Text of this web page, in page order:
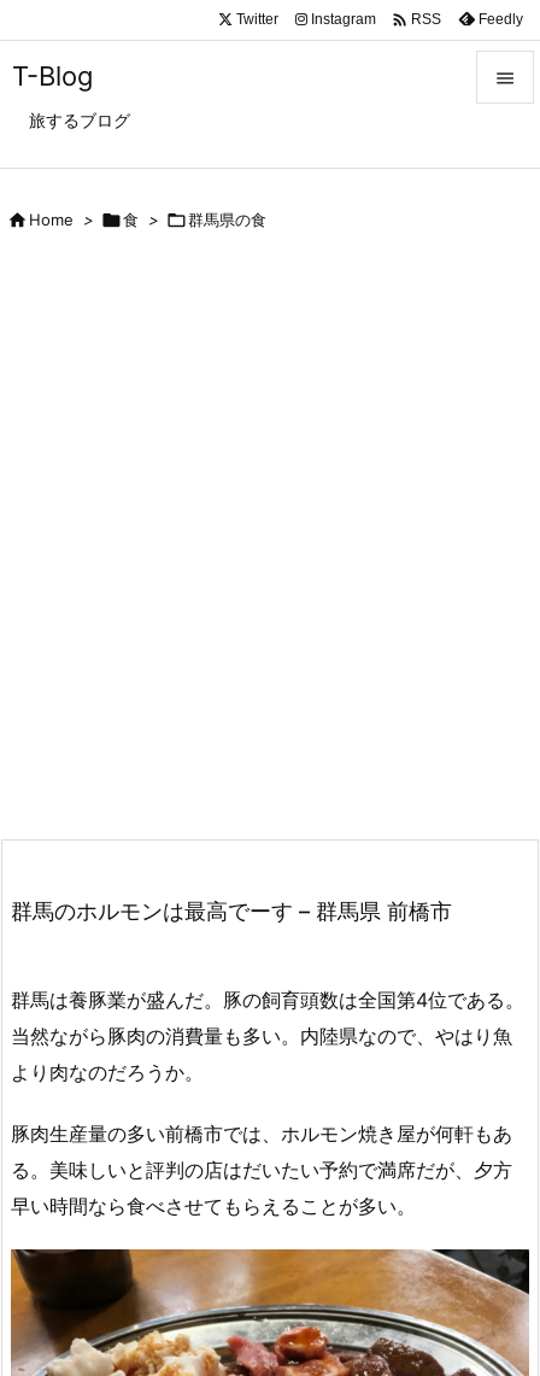
T-Blog
旅するブログ

Twitter Instagram  RSS Feedly
Home > 食 > 群馬県の食
群馬のホルモンは最高でーす – 群馬県 前橋市
群馬は養豚業が盛んだ。豚の飼育頭数は全国第4位である。
当然ながら豚肉の消費量も多い。内陸県なので、やはり魚
より肉なのだろうか。
豚肉生産量の多い前橋市では、ホルモン焼き屋が何軒もあ
る。美味しいと評判の店はだいたい予約で満席だが、夕方
早い時間なら食べさせてもらえることが多い。